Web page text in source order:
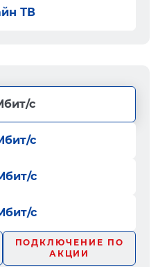
ТВ
с
с
с
с
ПОДКЛЮЧЕНИЕ ПО
АКЦИИ